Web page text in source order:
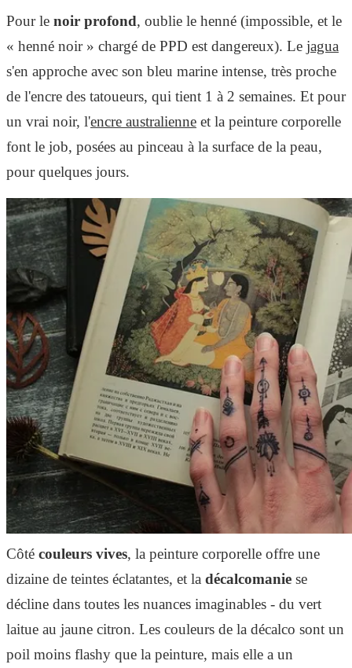
Pour le noir profond, oublie le henné (impossible, et le
« henné noir » chargé de PPD est dangereux). Le jagua
s'en approche avec son bleu marine intense, très proche
de l'encre des tatoueurs, qui tient 1 à 2 semaines. Et pour
un vrai noir, l'encre australienne et la peinture corporelle
font le job, posées au pinceau à la surface de la peau,
pour quelques jours.
Côté couleurs vives, la peinture corporelle offre une
dizaine de teintes éclatantes, et la décalcomanie se
décline dans toutes les nuances imaginables - du vert
laitue au jaune citron. Les couleurs de la décalco sont un
poil moins flashy que la peinture, mais elle a un